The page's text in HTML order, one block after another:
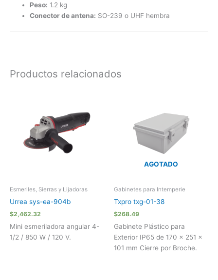
Peso: 1.2 kg
Conector de antena: SO-239 o UHF hembra
Productos relacionados
Esmeriles, Sierras y Lijadoras
Urrea sys-ea-904b
$2,462.32
Mini esmeriladora angular 4-
1/2 / 850 W / 120 V.
AGOTADO
Gabinetes para Intemperie
Txpro txg-01-38
$268.49
Gabinete Plástico para
Exterior IP65 de 170 x 251 x
101 mm Cierre por Broche.